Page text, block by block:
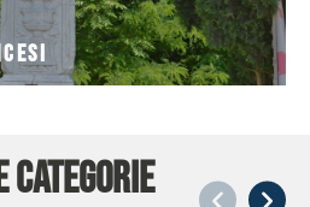
categorie